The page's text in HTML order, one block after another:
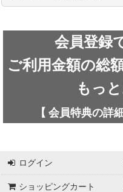
outdoor element / アウトドア
AKLIMA / アクリマ
adidas / アディダス
adidas FIVE TEN / アディ
会員登録
ご利用金額の総
もっ
【 会員特典の詳
ログイン
ショッピングカート